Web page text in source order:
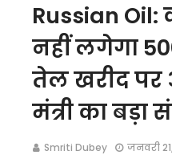
Russian Oil:
नहीं लगेगा
तेल खरीद पर
मंत्री का बड़ा
Smriti Dubey जनवरी